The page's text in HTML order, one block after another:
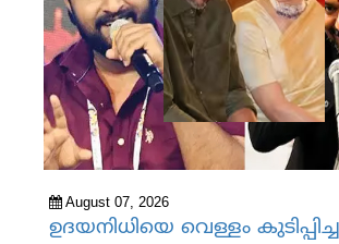
August 07, 2026
ഉദയനിധിയെ വെള്ളം